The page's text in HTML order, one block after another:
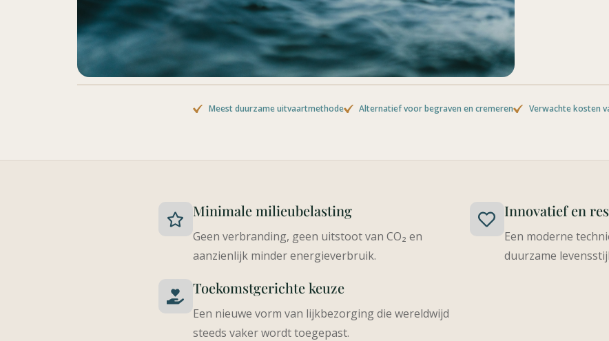
Meest duurzame uitvaartmethode Alternatief voor begraven en cremeren Verwachte kosten
Minimale milieubelasting
Geen verbranding, geen uitstoot van CO₂ en
aanzienlijk minder energieverbruik.
Innovatief en
Een moderne
duurzame
Toekomstgerichte keuze
Een nieuwe vorm van lijkbezorging die wereldwijd
steeds vaker wordt toegepast.